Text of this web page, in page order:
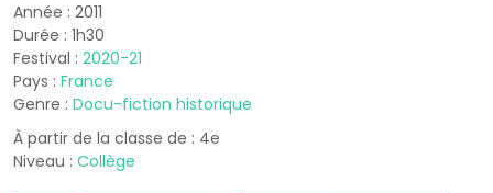
Année : 2011
Durée : 1h30
Festival : 2020-21
Pays : France
Genre : Docu-fiction historique
À partir de la classe de : 4e
Niveau : Collège